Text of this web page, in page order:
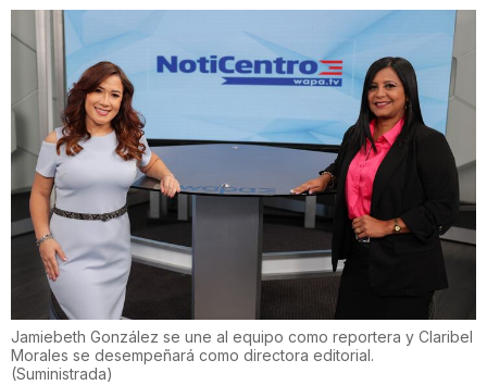
Jamiebeth González se une al equipo como reportera y Claribel
Morales se desempeñará como directora editorial.
(Suministrada)